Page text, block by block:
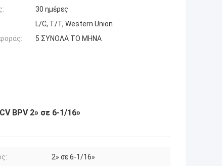
30 ημέρες
L/C, T/T, Western Union
5 ΣΥΝΟΛΑ ΤΟ ΜΗΝΑ
BPV 2» σε 6-1/16»
2» σε 6-1/16»